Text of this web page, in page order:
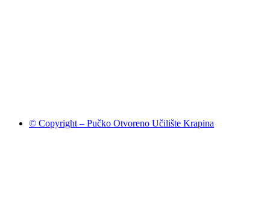
© Copyright – Pučko Otvoreno Učilište Krapina